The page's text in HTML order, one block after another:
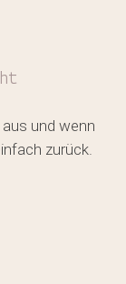
und wenn
zurück.